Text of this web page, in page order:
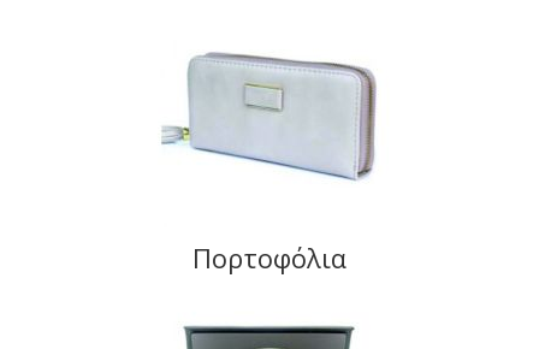
Πορτοφόλια